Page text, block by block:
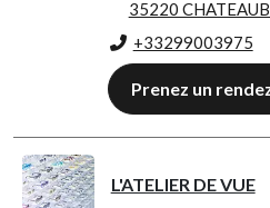
35220
+33299003975
Prenez un
L'ATELIER DE VUE